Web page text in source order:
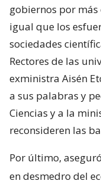
gobiernos por más
igual que los
sociedades
Rectores de las
exministra Aisén
a sus palabras y
Ciencias y a la
reconsideren las
Por último,
en desmedro del